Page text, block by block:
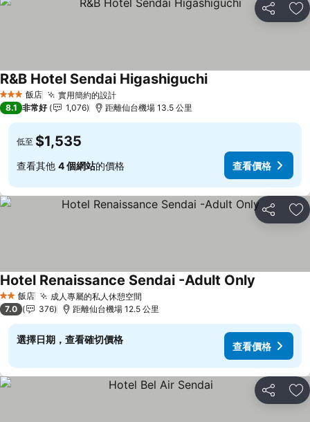
分享 加
3 星級 飯店 實用簡約的設計查看價格
R&B Hotel Sendai Higashiguchi查看價格
8.1 非常好 1,076 距離仙台機場 13.5 公里
低至 $1,535
查看其他 4 個網站的價格 查看價格
分享 加
2 星級飯店 成人專屬的私人休憩空間
Hotel Renaissance Sendai -Adult Only
7.0 376 距離仙台機場 12.5 公里
選擇日期，查看確切價格
查看價格
分享 加